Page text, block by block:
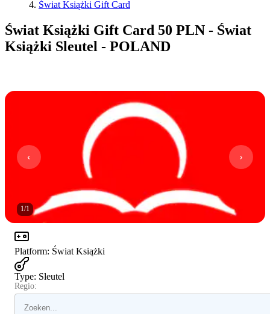
Świat Książki Gift Card
Świat Książki Gift Card 50 PLN - Świat
Książki Sleutel - POLAND
1/1
Platform: Świat Książki
Type: Sleutel
Regio: